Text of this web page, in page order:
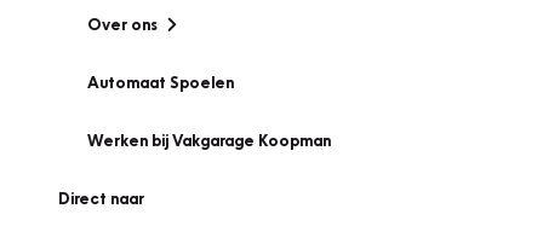
Over ons
Automaat Spoelen
Werken bij Vakgarage Koopman
Direct naar